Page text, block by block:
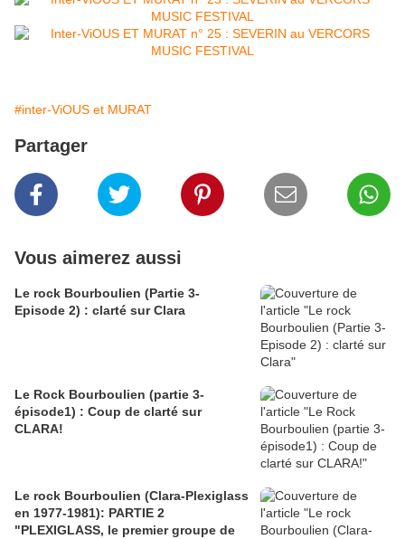
#inter-ViOUS et MURAT
Partager
Vous aimerez aussi
Le rock Bourboulien (Partie 3-
Episode 2) : clarté sur Clara
Le Rock Bourboulien (partie 3-
épisode1) : Coup de clarté sur
CLARA!
Le rock Bourboulien (Clara-Plexiglass
en 1977-1981): PARTIE 2
"PLEXIGLASS, le premier groupe de